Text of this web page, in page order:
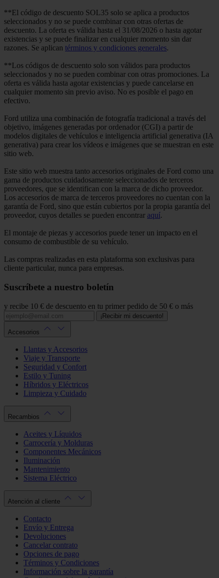
**El código de descuento SOL35 solo se aplica a productos
seleccionados y no se puede combinar con otras ofertas de
descuento. La oferta es válida hasta el 31/08/2026 o hasta agotar
existencias y se puede finalizar en cualquier momento sin dar
razones. Se aplican términos y condiciones generales.
**Los códigos de descuento solo son válidos para productos
seleccionados y no se pueden combinar con otras promociones. La
oferta es válida hasta agotar existencias y puede cancelarse en
cualquier momento sin previo aviso. No es posible el pago en
efectivo.
Ford utiliza una combinación de fotografía tradicional a través del
objetivo, imágenes generadas por ordenador (CGI) a partir de
modelos digitales de vehículos e inteligencia artificial generativa (IA
generativa) para crear los vídeos e imágenes que se muestran en este
sitio web.
Este sitio web muestra tanto accesorios originales de Ford como una
gama de productos cuidadosamente seleccionados de terceros
proveedores, que se identifican con la marca de dicho proveedor.
Los accesorios de marca de terceros proveedores no cuentan con la
garantía de Ford, sino que están cubiertos por la propia garantía del
proveedor, cuyos detalles se pueden encontrar aquí.
El montaje de piezas y accesorios puede tener un impacto en el
consumo de combustible de su vehículo.
Las compras realizadas en esta plataforma son exclusivas para
cliente particular, nunca para empresas.
Suscríbete a nuestro boletín
y recibe 10 € de descuento en tu primer pedido de 50 € o más
¡Recibir mi descuento!
Accesorios
Llantas y Accesorios
Viaje y Transporte
Seguridad y Confort
Estilo y Tuning
Híbridos y Eléctricos
Limpieza y Cuidado
Recambios
Aceites y Líquidos
Carrocería y Molduras
Componentes Mecánicos
Iluminación
Mantenimiento
Sistema Eléctrico
Atención al cliente
Contacto
Envío y Entrega
Devoluciones
Cancelar contrato
Opciones de pago
Términos y Condiciones
Información sobre la garantía